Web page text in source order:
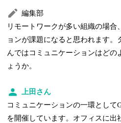
編集部
リモートワークが多い組織の場合
ョンが課題になると思われます。
んではコミュニケーションはどの
ょうか。
上田さん
コミュニケーションの一環として
を開催しています。オフィスに出